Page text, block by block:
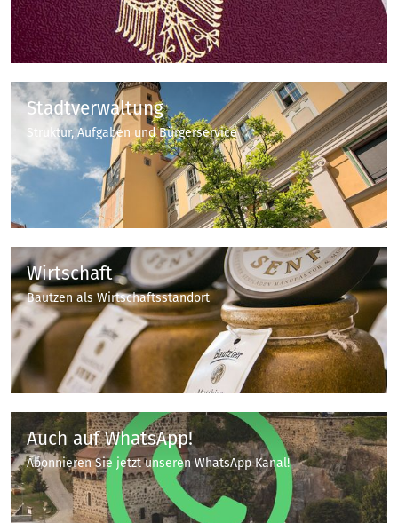
Stadtverwaltung
Struktur, Aufgaben und Bürgerservice
Wirtschaft
Bautzen als Wirtschaftsstandort
Auch auf WhatsApp!
Abonnieren Sie jetzt unseren WhatsApp Kanal!